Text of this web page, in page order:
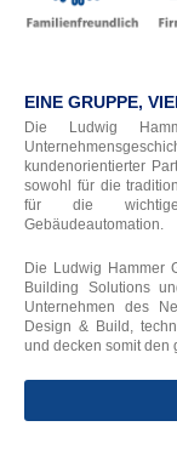
EINE GRUPPE,
Die Ludwig
kundenorientierter
sowohl für die
für die
Gebäudeautomation.
Die Ludwig Hammer
Building Solutions
Unternehmen des
Design & Build,
und decken somit den